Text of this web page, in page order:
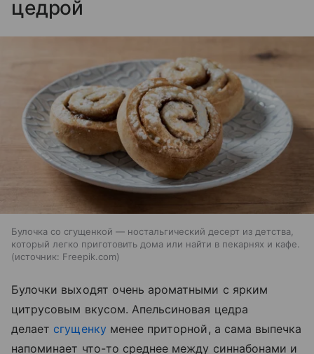
цедрой
Булочка со сгущенкой — ностальгический десерт из детства,
который легко приготовить дома или найти в пекарнях и кафе.
источник: Freepik.com
Булочки выходят очень ароматными с ярким
цитрусовым вкусом. Апельсиновая цедра
делает сгущенку менее приторной, а сама выпечка
напоминает что-то среднее между синнабонами и